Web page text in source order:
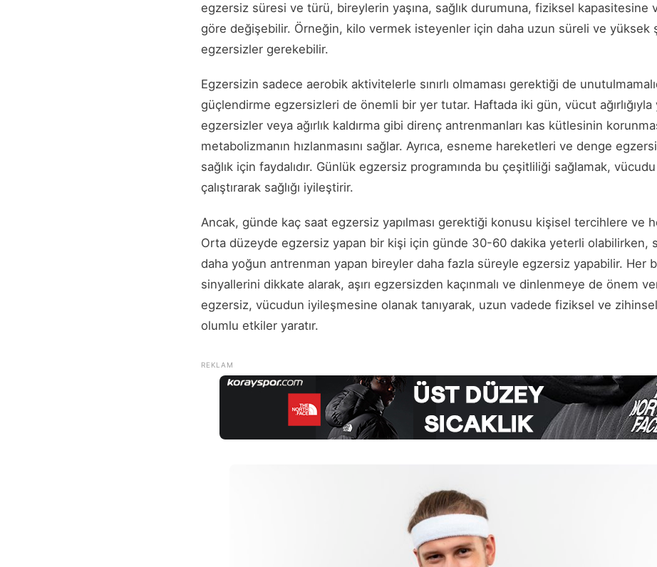
egzersiz süresi ve türü, bireylerin yaşına, sağlık durumuna, fiziksel kapasitesine
göre değişebilir. Örneğin, kilo vermek isteyenler için daha uzun süreli ve yüksek
egzersizler gerekebilir.
Egzersizin sadece aerobik aktivitelerle sınırlı olmaması gerektiği de
güçlendirme egzersizleri de önemli bir yer tutar. Haftada iki gün, vücut ağırlığıyla
egzersizler veya ağırlık kaldırma gibi direnç antrenmanları kas kütlesinin
metabolizmanın hızlanmasını sağlar. Ayrıca, esneme hareketleri ve denge
sağlık için faydalıdır. Günlük egzersiz programında bu çeşitliliği sağlamak,
çalıştırarak sağlığı iyileştirir.
Ancak, günde kaç saat egzersiz yapılması gerektiği konusu kişisel tercihlere ve
Orta düzeyde egzersiz yapan bir kişi için günde 30-60 dakika yeterli olabilirken,
daha yoğun antrenman yapan bireyler daha fazla süreyle egzersiz yapabilir. Her
sinyallerini dikkate alarak, aşırı egzersizden kaçınmalı ve dinlenmeye de önem
egzersiz, vücudun iyileşmesine olanak tanıyarak, uzun vadede fiziksel ve
olumlu etkiler yaratır.